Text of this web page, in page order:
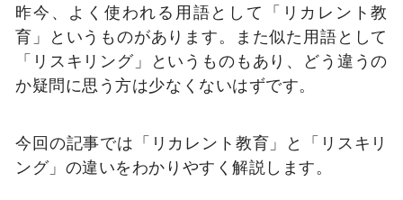
昨今、よく使われる用語として「リカレント教
育」というものがあります。また似た用語として
「リスキリング」というものもあり、どう違うの
か疑問に思う方は少なくないはずです。
今回の記事では「リカレント教育」と「リスキリ
ング」の違いをわかりやすく解説します。